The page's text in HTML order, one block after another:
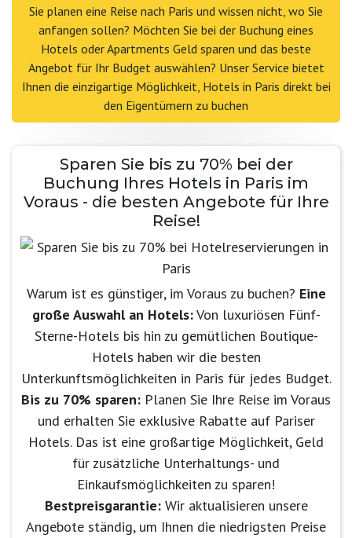
Sie planen eine Reise nach Paris und wissen nicht, wo Sie
anfangen sollen? Möchten Sie bei der Buchung eines
Hotels oder Apartments Geld sparen und das beste
Angebot für Ihr Budget auswählen? Unser Service bietet
Ihnen die einzigartige Möglichkeit, Hotels in Paris direkt bei
den Eigentümern zu buchen
Sparen Sie bis zu 70% bei der
Buchung Ihres Hotels in Paris im
Voraus - die besten Angebote für Ihre
Reise!
Warum ist es günstiger, im Voraus zu buchen? Eine
große Auswahl an Hotels:Von luxuriösen Fünf-
Sterne-Hotels bis hin zu gemütlichen Boutique-
Hotels haben wir die besten
Unterkunftsmöglichkeiten in Paris für jedes Budget.
Bis zu 70% sparen: Planen Sie Ihre Reise im Voraus
und erhalten Sie exklusive Rabatte auf Pariser
Hotels. Das ist eine großartige Möglichkeit, Geld
für zusätzliche Unterhaltungs- und
Einkaufsmöglichkeiten zu sparen!
Bestpreisgarantie:Wir aktualisieren unsere
Angebote ständig, um Ihnen die niedrigsten Preise